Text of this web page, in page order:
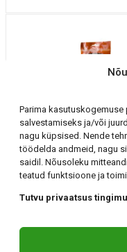
Parima
salvestamiseks ja/või
nagu küpsised. Nende
töödelda andmeid, nagu
saidil. Nõusoleku
teatud funktsioone ja
Tutvu privaatsus
Fructus Sügisene
okaspuude väetis
EÜ väetis
Holding Invest OÜ
Tartu, Klaasi 12 +372 56